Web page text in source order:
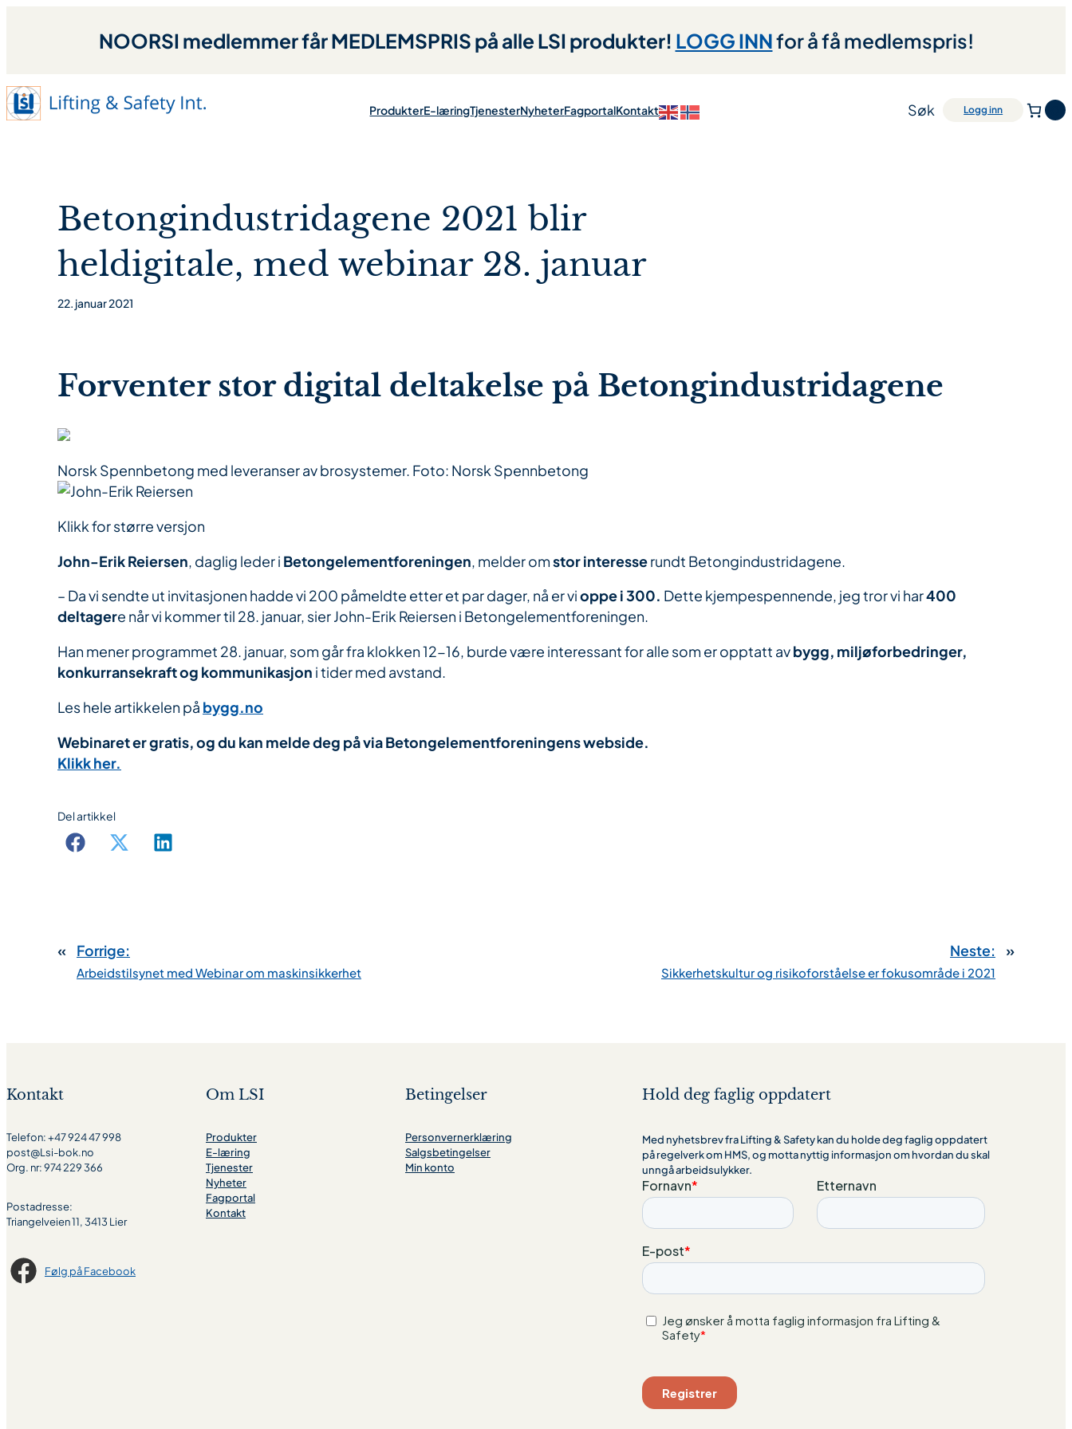
NOORSI medlemmer får MEDLEMSPRIS på alle LSI produkter! LOGG INNfor å få medlemspris!
ProdukterE-læringTjenesterNyheterFagportalKontakt Søk Logg inn
Betongindustridagene 2021 blir
heldigitale, med webinar 28. januar
22. januar 2021
Forventer stor digital deltakelse på Betongindustridagene
Norsk Spennbetong med leveranser av brosystemer. Foto: Norsk Spennbetong
Klikk for større versjon
John-Erik Reiersen , daglig leder i Betongelementforeningen , melder omstor interesserundt Betongindustridagene.
– Da vi sendte ut invitasjonen hadde vi 200 påmeldte etter et par dager, nå er vioppe i 300. Dette kjempespennende, jeg tror vi har400
deltagere når vi kommer til 28. januar, sier John-Erik Reiersen i Betongelementforeningen.
Han mener programmet 28. januar, som går fra klokken 12-16, burde være interessant for alle som er opptatt avbygg, miljøforbedringer,
konkurransekraft og kommunikasjon i tider med avstand.
Les hele artikkelen på bygg.no
Webinaret er gratis, og du kan melde deg på via Betongelementforeningens webside.
Klikk her.
Del artikkel
« Forrige:
Arbeidstilsynet med Webinar om maskinsikkerhet
Neste:
Sikkerhetskultur og risikoforståelse er fokusområde i 2021
»
Kontakt
Telefon: +47 924 47 998
post@Lsi-bok.no
Org. nr: 974 229 366
Postadresse:
Triangelveien 11, 3413 Lier
Følg på Facebook
Om LSI
Produkter
E-læring
Tjenester
Nyheter
Fagportal
Kontakt
Betingelser
Personvernerklæring
Salgsbetingelser
Min konto
Hold deg faglig oppdatert
Med nyhetsbrev fra Lifting & Safety kan du holde deg faglig oppdatert
på regelverk om HMS, og motta nyttig informasjon om hvordan du skal
unngå arbeidsulykker.